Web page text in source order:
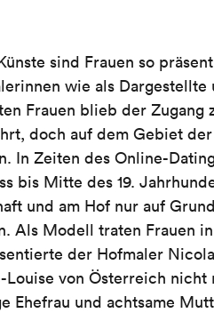
sind Frauen so
wie als Dargestellte
Frauen blieb der Zugang
doch auf dem Gebiet der
In Zeiten des Online-
bis Mitte des 19.
und am Hof nur auf
Als Modell traten Frauen in
der Hofmaler
von Österreich nicht
Ehefrau und achtsame